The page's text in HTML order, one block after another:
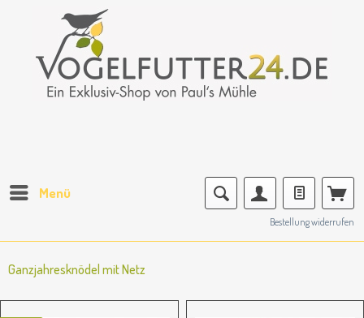
Menü
Bestellung widerrufen
Ganzjahresknödel mit Netz